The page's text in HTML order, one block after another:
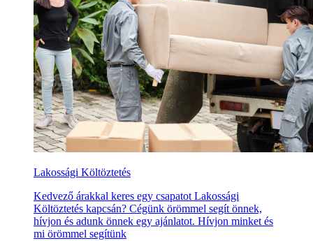
Lakossági Költöztetés
Kedvező árakkal keres egy csapatot Lakossági
Költöztetés kapcsán? Cégünk örömmel segít önnek,
hívjon és adunk önnek egy ajánlatot. Hívjon minket és
mi örömmel segítünk